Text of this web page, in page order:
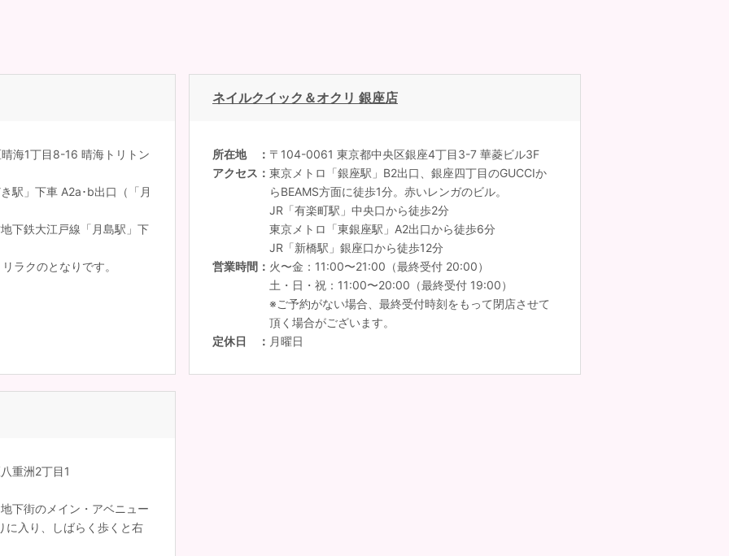
海1丁目8-16 晴海トリトン
駅」下車 A2a･b出口（「月
下鉄大江戸線「月島駅」下
ラクのとなりです。
ネイルクイック＆オクリ 銀座店
所在地
〒104-0061 東京都中央区銀座4丁目3-7 華菱ビル3F
アクセス
東京メトロ「銀座駅」B2出口、銀座四丁目のGUCCIか
らBEAMS方面に徒歩1分。赤いレンガのビル。
JR「有楽町駅」中央口から徒歩2分
東京メトロ「東銀座駅」A2出口から徒歩6分
JR「新橋駅」銀座口から徒歩12分
営業時間
火〜金：11:00〜21:00（最終受付 20:00）
土・日・祝：11:00〜20:00（最終受付 19:00）
※ご予約がない場合、最終受付時刻をもって閉店させて
頂く場合がございます。
定休日
月曜日
重洲2丁目1
下街のメイン・アベニュー
に入り、しばらく歩くと右